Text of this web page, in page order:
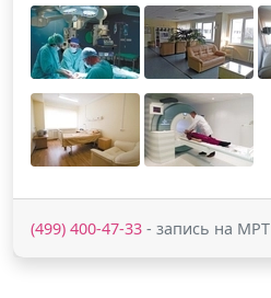
(499) 400-47-33 - запись на МРТ